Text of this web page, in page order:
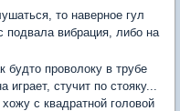
то наверное гул
подвала вибрация, либо на
будто проволоку в трубе
стучит по стояку...
с квадратной головой